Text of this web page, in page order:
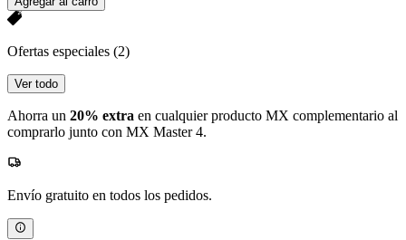
Ofertas especiales (2)
Ver todo
Ahorra un 20% extra en cualquier producto MX complementario al
comprarlo junto con MX Master 4.
Envío gratuito en todos los pedidos.